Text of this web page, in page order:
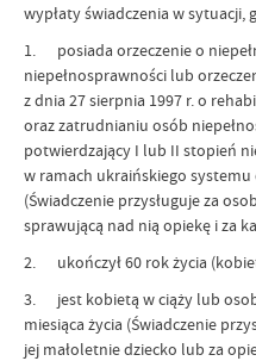
wypłaty świadczenia w
1. posiada orzeczenie o
niepełnosprawności lub
z dnia 27 sierpnia 1997 r. o
oraz zatrudnianiu osób
potwierdzający I lub II stopień
w ramach ukraińskiego
(Świadczenie przysługuje za
sprawującą nad nią opiekę i za
2. ukończył 60 rok życia
3. jest kobietą w ciąży lub
miesiąca życia (Świadczenie
jej małoletnie dziecko lub za